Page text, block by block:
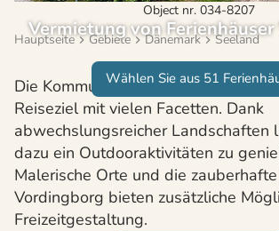
Object nr. 034-8207
Vermietung von
Wählen Sie aus 51
Hauptseite Gebiete Dänemark Seeland
Die Kommune Vordingborg ist ein
Reiseziel mit vielen Facetten. Dank
abwechslungsreicher Landschaften
dazu ein Outdooraktivitäten zu
Malerische Orte und die
Vordingborg bieten zusätzliche
Freizeitgestaltung.